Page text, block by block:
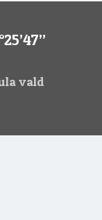
vald
4196